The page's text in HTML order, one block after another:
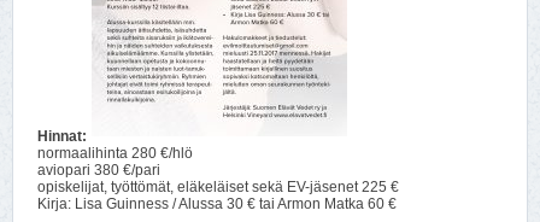
Hinnat:
normaalihinta 280 €/hlö
aviopari 380 €/pari
opiskelijat, työttömät, eläkeläiset sekä EV-jäsenet 225 €
Kirja: Lisa Guinness / Alussa 30 € tai Armon Matka 60 €